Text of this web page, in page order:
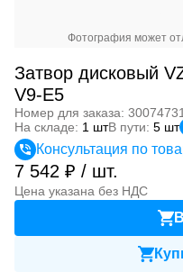
Фотография может
Затвор дисковый
V9-E5
Номер для заказа: 30074731
На складе: 1 штВ пути: 5 шт
Консультация по
7 542 ₽ / шт.
Цена указана без НДС